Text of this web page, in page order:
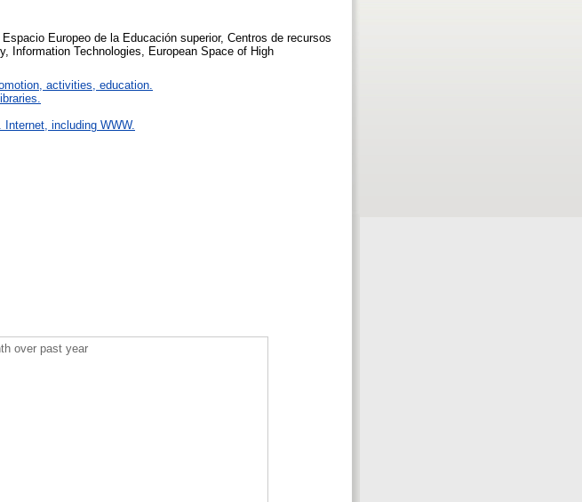
Europeo de la Educación superior, Centros de recursos
Information Technologies, European Space of High
activities, education.
Internet, including WWW.
over past year